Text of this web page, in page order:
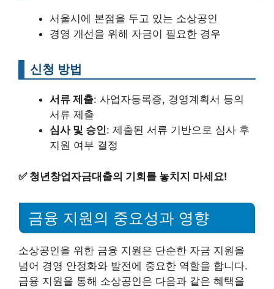
서울시에 본점을 두고 있는 소상공인
경영 개선을 위해 자금이 필요한 경우
신청 방법
서류 제출: 사업자등록증, 경영계획서 등의
서류 제출
심사 및 승인: 제출된 서류 기반으로 심사 후
지원 여부 결정
✅ 청년창업자금대출의 기회를 놓치지 마세요!
금융 지원의 중요성과 영향
소상공인을 위한 금융 지원은 단순한 자금 지원을
넘어 경영 안정화와 발전에 중요한 역할을 합니다.
금융 지원을 통해 소상공인은 다음과 같은 혜택을